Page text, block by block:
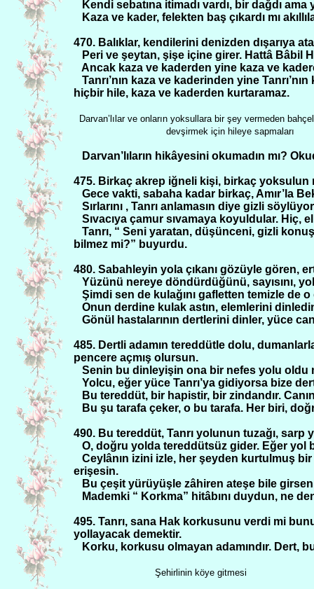
Kendi sebatına itimadı vardı, bir dağdı
Kaza ve kader, felekten baş çıkardı mı
470. Balıklar, kendilerini denizden dışarıya
Peri ve şeytan, şişe içine girer. Hattâ Bâbil
Ancak kaza ve kaderden yine kaza ve
Tanrı’nın kaza ve kaderinden yine
hiçbir hile, kaza ve kaderden kurtaramaz.
Darvan’lılar ve onların yoksullara bir şey vermeden
devşirmek için hileye sapmaları
Darvan’lıların hikâyesini okumadın mı?
475. Birkaç akrep iğneli kişi, birkaç yoksulun
Gece vakti, sabaha kadar birkaç, Amır’la
Sırlarını , Tanrı anlamasın diye gizli
Sıvacıya çamur sıvamaya koyuldular. Hiç,
Tanrı, “ Seni yaratan, düşünceni, gizli
bilmez mi?” buyurdu.
480. Sabahleyin yola çıkanı gözüyle gören,
Yüzünü nereye döndürdüğünü, sayısını,
Şimdi sen de kulağını gafletten temizle de
Onun derdine kulak astın, elemlerini
Gönül hastalarının dertlerini dinler, yüce
485. Dertli adamın tereddütle dolu,
pencere açmış olursun.
Senin bu dinleyişin ona bir nefes yolu oldu
Yolcu, eğer yüce Tanrı’ya gidiyorsa bize
Bu tereddüt, bir hapistir, bir zindandır.
Bu şu tarafa çeker, o bu tarafa. Her biri,
490. Bu tereddüt, Tanrı yolunun tuzağı, sarp
O, doğru yolda tereddütsüz gider. Eğer yol
Ceylânın izini izle, her şeyden kurtulmuş
erişesin.
Bu çeşit yürüyüşle zâhiren ateşe bile
Mademki “ Korkma” hitâbını duydun, ne
495. Tanrı, sana Hak korkusunu verdi mi
yollayacak demektir.
Korku, korkusu olmayan adamındır. Dert,
Şehirlinin köye gitmesi